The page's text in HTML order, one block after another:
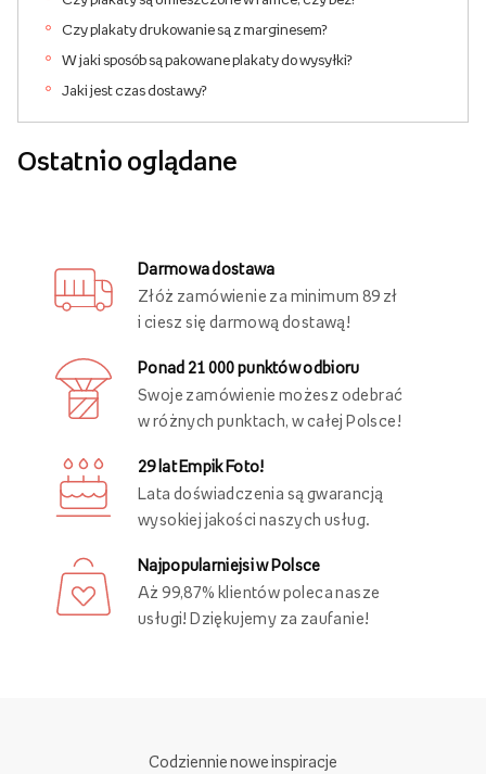
Czy plakaty drukowanie są z marginesem?
W jaki sposób są pakowane plakaty do wysyłki?
Jaki jest czas dostawy?
Ostatnio oglądane
Darmowa dostawa
Złóż zamówienie za minimum 89 zł
i ciesz się darmową dostawą!
Ponad 21 000 punktów odbioru
Swoje zamówienie możesz odebrać
w różnych punktach, w całej Polsce!
29 lat Empik Foto!
Lata doświadczenia są gwarancją
wysokiej jakości naszych usług.
Najpopularniejsi w Polsce
Aż 99,87% klientów poleca nasze
usługi! Dziękujemy za zaufanie!
Codziennie nowe inspiracje